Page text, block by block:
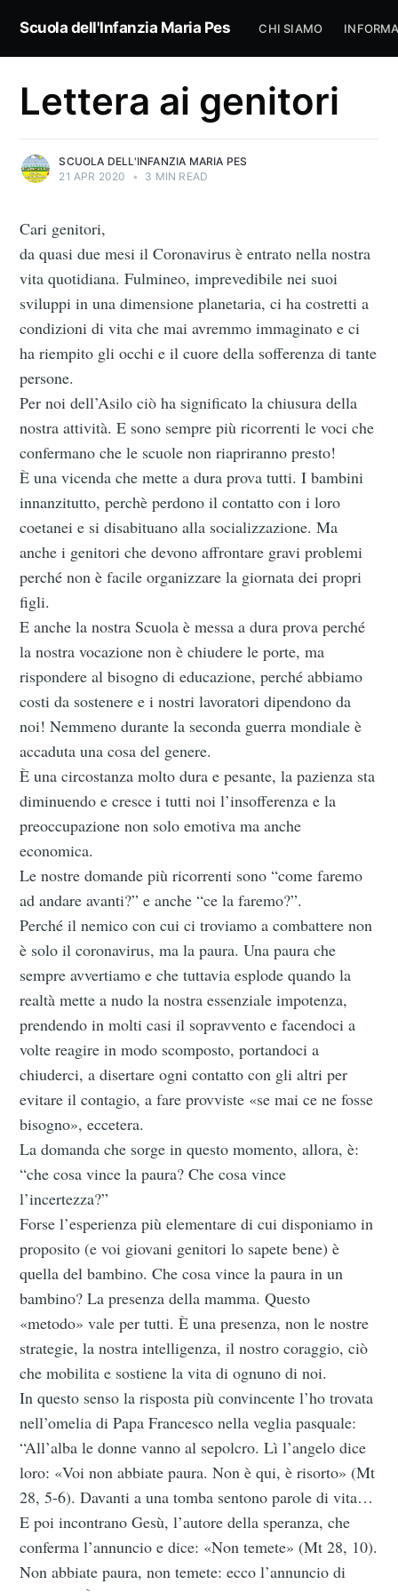
Scuola dell'Infanzia Maria Pes CHI SIAMO
Lettera ai genitori
SCUOLA DELL'INFANZIA MARIA PES
21 APR 2020
• 3 MIN READ
Cari genitori,
da quasi due mesi il Coronavirus è entrato nella nostra
vita quotidiana. Fulmineo, imprevedibile nei suoi
sviluppi in una dimensione planetaria, ci ha costretti a
condizioni di vita che mai avremmo immaginato e ci
ha riempito gli occhi e il cuore della sofferenza di tante
persone.
Per noi dell’Asilo ciò ha significato la chiusura della
nostra attività. E sono sempre più ricorrenti le voci che
confermano che le scuole non riapriranno presto!
È una vicenda che mette a dura prova tutti. I bambini
innanzitutto, perchè perdono il contatto con i loro
coetanei e si disabituano alla socializzazione. Ma
anche i genitori che devono affrontare gravi problemi
perché non è facile organizzare la giornata dei propri
figli.
E anche la nostra Scuola è messa a dura prova perché
la nostra vocazione non è chiudere le porte, ma
rispondere al bisogno di educazione, perché abbiamo
costi da sostenere e i nostri lavoratori dipendono da
noi! Nemmeno durante la seconda guerra mondiale è
accaduta una cosa del genere.
È una circostanza molto dura e pesante, la pazienza sta
diminuendo e cresce i tutti noi l’insofferenza e la
preoccupazione non solo emotiva ma anche
economica.
Le nostre domande più ricorrenti sono “come faremo
ad andare avanti?” e anche “ce la faremo?”.
Perché il nemico con cui ci troviamo a combattere non
è solo il coronavirus, ma la paura. Una paura che
sempre avvertiamo e che tuttavia esplode quando la
realtà mette a nudo la nostra essenziale impotenza,
prendendo in molti casi il sopravvento e facendoci a
volte reagire in modo scomposto, portandoci a
chiuderci, a disertare ogni contatto con gli altri per
evitare il contagio, a fare provviste «se mai ce ne fosse
bisogno», eccetera.
La domanda che sorge in questo momento, allora, è:
“che cosa vince la paura? Che cosa vince
l’incertezza?”
Forse l’esperienza più elementare di cui disponiamo in
proposito (e voi giovani genitori lo sapete bene) è
quella del bambino. Che cosa vince la paura in un
bambino? La presenza della mamma. Questo
«metodo» vale per tutti. È una presenza, non le nostre
strategie, la nostra intelligenza, il nostro coraggio, ciò
che mobilita e sostiene la vita di ognuno di noi.
In questo senso la risposta più convincente l’ho trovata
nell’omelia di Papa Francesco nella veglia pasquale:
“All’alba le donne vanno al sepolcro. Lì l’angelo dice
loro: «Voi non abbiate paura. Non è qui, è risorto» (Mt
28, 5-6). Davanti a una tomba sentono parole di vita…
E poi incontrano Gesù, l’autore della speranza, che
conferma l’annuncio e dice: «Non temete» (Mt 28, 10).
Non abbiate paura, non temete: ecco l’annuncio di